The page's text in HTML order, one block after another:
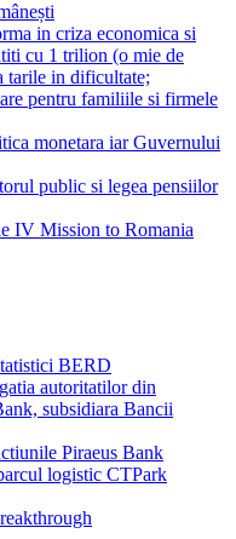
in criza economica si
cu 1 trilion (o mie de
tarile in dificultate;
pentru familiile si firmele
monetara iar Guvernului
public si legea pensiilor
IV Mission to Romania
BERD
autoritatilor din
subsidiara Bancii
Piraeus Bank
logistic CTPark